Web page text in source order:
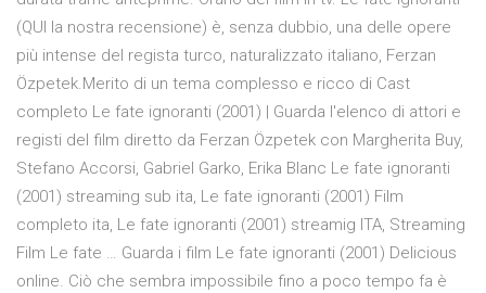
(QUI la nostra recensione) è, senza dubbio, una delle opere
più intense del regista turco, naturalizzato italiano, Ferzan
Özpetek.Merito di un tema complesso e ricco di Cast
completo Le fate ignoranti (2001) | Guarda l'elenco di attori e
registi del film diretto da Ferzan Özpetek con Margherita Buy,
Stefano Accorsi, Gabriel Garko, Erika Blanc Le fate ignoranti
(2001) streaming sub ita, Le fate ignoranti (2001) Film
completo ita, Le fate ignoranti (2001) streamig ITA, Streaming
Film Le fate … Guarda i film Le fate ignoranti (2001) Delicious
online. Ciò che sembra impossibile fino a poco tempo fa è